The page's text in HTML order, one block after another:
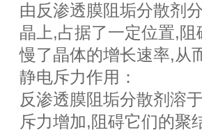
由反渗透膜阻垢分散剂
晶上,占据了一定位置,
慢了晶体的增长速率,从
静电斥力作用：
反渗透膜阻垢分散剂溶
斥力增加,阻碍它们的聚